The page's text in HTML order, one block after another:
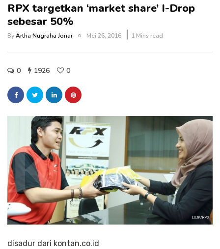
RPX targetkan ‘market share’ I-Drop
sebesar 50%
ByArtha Nugraha Jonar Mei 26, 2016 1 Mins read
0 1926 0
disadur dari kontan.co.id